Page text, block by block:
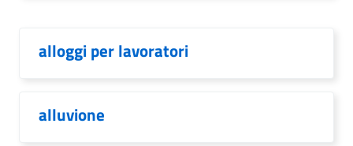
alloggi per lavoratori
alluvione